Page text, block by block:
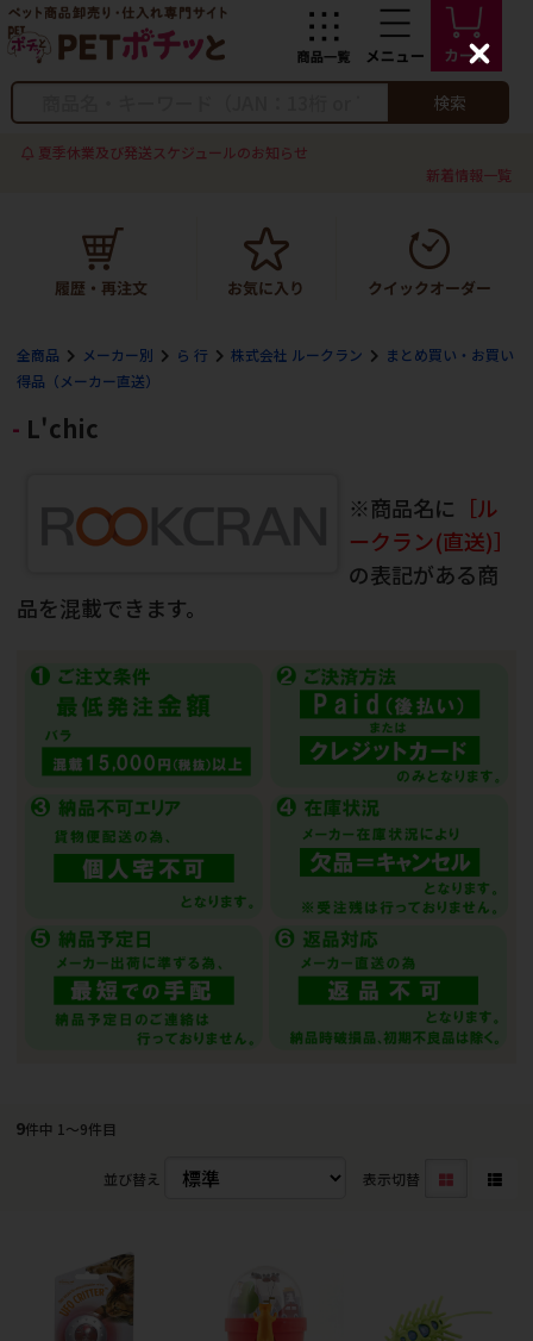
検索
夏季休業及び発送スケジュールのお知らせ
新着情報一覧
全商品 メーカー別 ら 行 株式会社 ルークラン
まとめ買い・お買い
得品（メーカー直送）
L'chic
※商品名に ［ル
ークラン(直送)］
の表記がある商
品を混載できます。
9件中 1〜9件目
並び替え 表示切替
C
l
s